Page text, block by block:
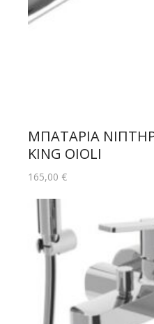
ΜΠΑΤΑΡΙΑ
KING OIOLI
165,00 €